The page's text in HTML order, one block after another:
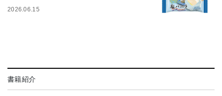
2026.06.15
書籍紹介